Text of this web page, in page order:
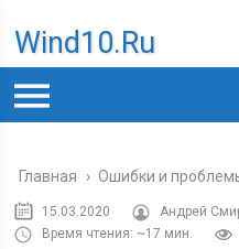
Wind10.ru
Главная › Ошибки и
15.03.2020
Андрей
Время чтения: ~17 мин.